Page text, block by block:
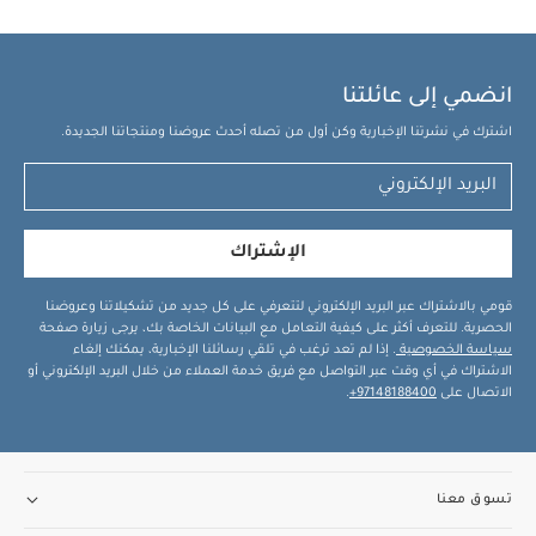
انضمي إلى عائلتنا
اشترك في نشرتنا الإخبارية وكن أول من تصله أحدث عروضنا ومنتجاتنا الجديدة.
الإشتراك
قومي بالاشتراك عبر البريد الإلكتروني لتتعرفي على كل جديد من تشكيلاتنا وعروضنا
الحصرية. للتعرف أكثر على كيفية التعامل مع البيانات الخاصة بك، يرجى زيارة صفحة
سياسة الخصوصية . إذا لم تعد ترغب في تلقي رسائلنا الإخبارية، يمكنك إلغاء
الاشتراك في أي وقت عبر التواصل مع فريق خدمة العملاء من خلال البريد الإلكتروني أو
الاتصال على 97148188400+
.
تسوق معنا